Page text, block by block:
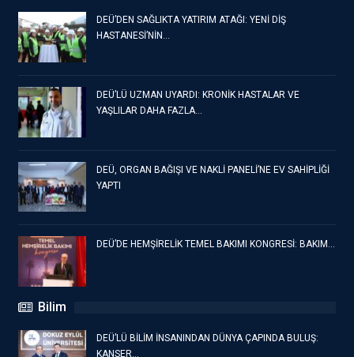
DEÜ’DEN SAĞLIKTA YATIRIM ATAĞI: YENİ DİŞ
HASTANESİ’NİN…
DEÜ’LÜ UZMAN UYARDI: KRONİK HASTALAR VE
YAŞLILAR DAHA FAZLA…
DEÜ, ORGAN BAĞIŞI VE NAKLİ PANELİ’NE EV SAHİPLİĞİ
YAPTI
DEÜ’DE HEMŞİRELİK TEMEL BAKIMI KONGRESİ: BAKIM…
Bilim
DEÜ’LÜ BİLİM İNSANINDAN DÜNYA ÇAPINDA BULUŞ:
KANSER…